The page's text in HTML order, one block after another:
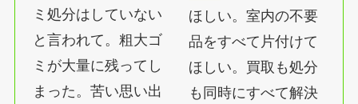
ミ処分はしていない
と言われて。粗大ゴ
ミが大量に残ってし
まった。苦い思い出
ほしい。室内の不要
品をすべて片付けて
ほしい。買取も処分
も同時にすべて解決